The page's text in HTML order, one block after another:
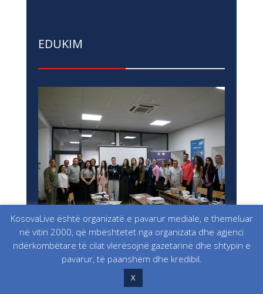
EDUKIM
Të Rinjtë nga Kosova dhe Bosnja e
Hercegovina Bashkojnë Zërat për
Sigurinë Digjitale dhe Shëndetin
KosovaLive është organizatë e pavarur mediale, e themeluar
në vitin 2000, që mbështetet nga organizata dhe agjenci
ndërkombëtare të cilat vlerësojnë gazetarinë dhe shtypin e
pavarur, të paanshëm dhe kredibil.
X